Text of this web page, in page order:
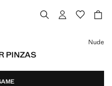
PINZAS
Nude